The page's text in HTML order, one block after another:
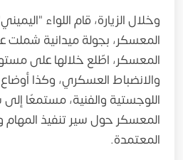
وخلال الزيارة، قام اللواء
المعسكر، بجولة ميدانية شملت
المعسكر، اطّلع خلالها على
والانضباط العسكري، وكذا أوضاع
اللوجستية والفنية، مستمعًا
المعسكر حول سير تنفيذ المهام
المعتمدة.